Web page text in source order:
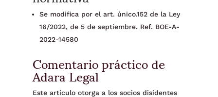
Se modifica por el art. único.152 de la Ley
16/2022, de 5 de septiembre. Ref. BOE-A-
2022-14580
Comentario práctico de
Adara Legal
Este artículo otorga a los socios disidentes